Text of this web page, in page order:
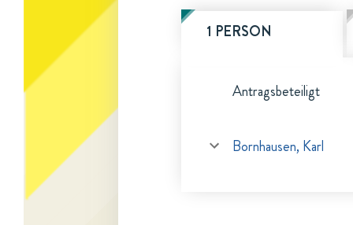
1 PERSON
Antragsbeteiligt
Bornhausen, Karl